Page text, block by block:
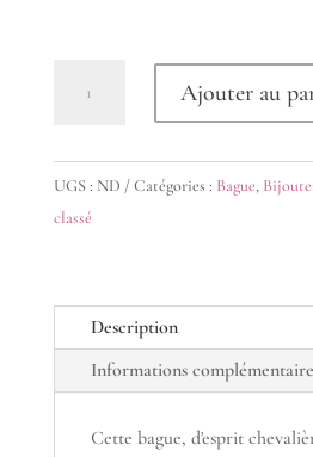
Leonis
Ajouter au
UGS : ND Catégories : Bague,
classé
Description
Informations
Cette bague, d'esprit